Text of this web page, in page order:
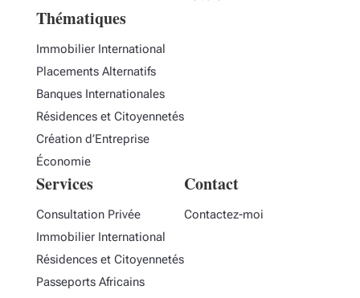
Thématiques
Immobilier International
Placements Alternatifs
Banques Internationales
Résidences et Citoyennetés
Création d’Entreprise
Économie
Services
Consultation Privée
Immobilier International
Résidences et Citoyennetés
Passeports Africains
Contact
Contactez-moi